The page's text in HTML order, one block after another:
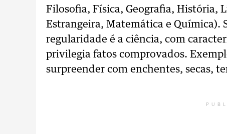
Filosofia, Física, Geografia, História,
Estrangeira, Matemática e Química).
regularidade é a ciência, com
privilegia fatos comprovados.
surpreender com enchentes, secas,